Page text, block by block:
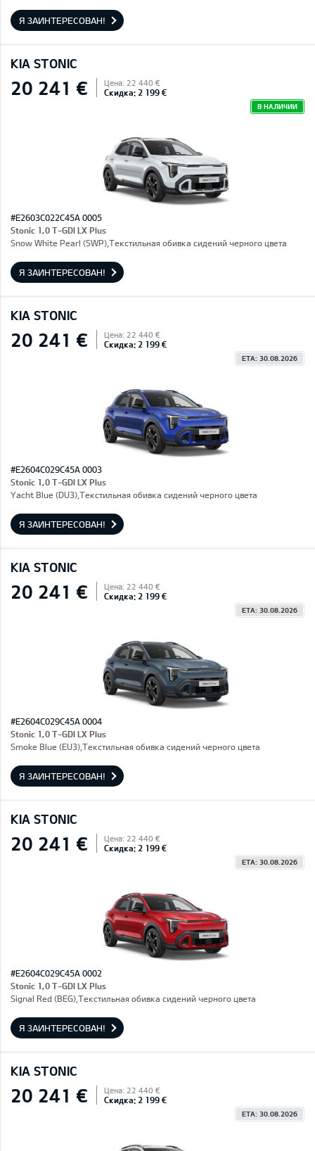
Я ЗАИНТЕРЕСОВАН!
KIA STONIC
20 241 € Цена: 22 440 €
Скидка: 2 199 €
В НАЛИЧИИ
#E2603C022C45A 0005
Stonic 1,0 T-GDI LX Plus
Snow White Pearl (SWP),Текстильная обивка сидений черного цвета
Я ЗАИНТЕРЕСОВАН!
KIA STONIC
20 241 € Цена: 22 440 €
Скидка: 2 199 €
ETA: 30.08.2026
#E2604C029C45A 0003
Stonic 1,0 T-GDI LX Plus
Yacht Blue (DU3),Текстильная обивка сидений черного цвета
Я ЗАИНТЕРЕСОВАН!
KIA STONIC
20 241 € Цена: 22 440 €
Скидка: 2 199 €
ETA: 30.08.2026
#E2604C029C45A 0004
Stonic 1,0 T-GDI LX Plus
Smoke Blue (EU3),Текстильная обивка сидений черного цвета
Я ЗАИНТЕРЕСОВАН!
KIA STONIC
20 241 € Цена: 22 440 €
Скидка: 2 199 €
ETA: 30.08.2026
#E2604C029C45A 0002
Stonic 1,0 T-GDI LX Plus
Signal Red (BEG),Текстильная обивка сидений черного цвета
Я ЗАИНТЕРЕСОВАН!
KIA STONIC
20 241 € Цена: 22 440 €
Скидка: 2 199 €
ETA: 30.08.2026